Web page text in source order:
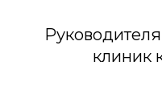
клиник